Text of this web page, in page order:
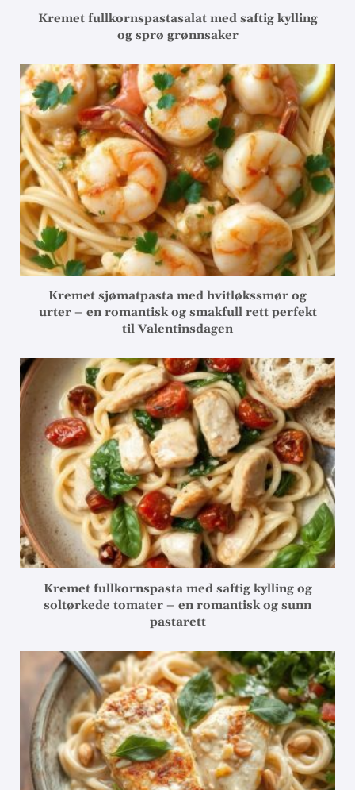
Kremet fullkornspastasalat med saftig kylling
og sprø grønnsaker
Kremet sjømatpasta med hvitløkssmør og
urter – en romantisk og smakfull rett perfekt
til Valentinsdagen
Kremet fullkornspasta med saftig kylling og
soltørkede tomater – en romantisk og sunn
pastarett